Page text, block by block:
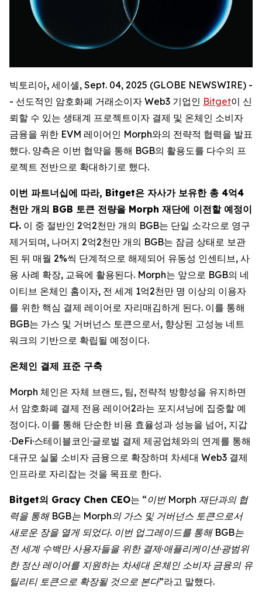
빅토리아, 세이셸, Sept. 04, 2025 (GLOBE NEWSWIRE) -
- 선도적인 암호화폐 거래소이자 Web3 기업인 Bitget이 신
뢰할 수 있는 생태계 프로젝트이자 결제 및 온체인 소비자
금융을 위한 EVM 레이어인 Morph와의 전략적 협력을 발표
했다. 양측은 이번 협약을 통해 BGB의 활용도를 다수의 프
로젝트 전반으로 확대하기로 했다.
이번 파트너십에 따라, Bitget은 자사가 보유한 총 4억4
천만 개의 BGB 토큰 전량을 Morph 재단에 이전할 예정이
다. 이 중 절반인 2억2천만 개의 BGB는 단일 소각으로 영구
제거되며, 나머지 2억2천만 개의 BGB는 잠금 상태로 보관
된 뒤 매월 2%씩 단계적으로 해제되어 유동성 인센티브, 사
용 사례 확장, 교육에 활용된다. Morph는 앞으로 BGB의 네
이티브 온체인 홈이자, 전 세계 1억2천만 명 이상의 이용자
를 위한 핵심 결제 레이어로 자리매김하게 된다. 이를 통해
BGB는 가스 및 거버넌스 토큰으로서, 향상된 고성능 네트
워크의 기반으로 확립될 예정이다.
온체인 결제 표준 구축
Morph 체인은 자체 브랜드, 팀, 전략적 방향성을 유지하면
서 암호화폐 결제 전용 레이어2라는 포지셔닝에 집중할 예
정이다. 이를 통해 단순한 비용 효율성과 성능을 넘어, 지갑
·DeFi·스테이블코인·글로벌 결제 제공업체와의 연계를 통해
대규모 실물 소비자 금융으로 확장하며 차세대 Web3 결제
인프라로 자리잡는 것을 목표로 한다.
Bitget의 Gracy Chen CEO는 “이번 Morph 재단과의 협
력을 통해 BGB는 Morph의 가스 및 거버넌스 토큰으로서
새로운 장을 열게 되었다. 이번 업그레이드를 통해 BGB는
전 세계 수백만 사용자들을 위한 결제·애플리케이션·광범위
한 정산 레이어를 지원하는 차세대 온체인 소비자 금융의 유
틸리티 토큰으로 확장될 것으로 본다”라고 말했다.